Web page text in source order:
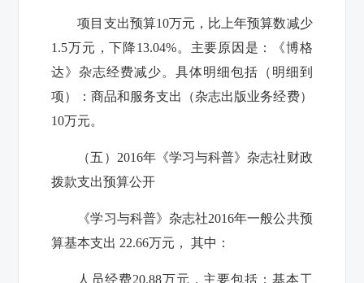
项目支出预算10万元， 比上年预算数减少
1.5万元，下降13.04%。主要原因是：
《博格
达》杂志经费减少。 具体明细包括（明细到
项）： 商品和服务支出（杂志出版业务经费）
10万元。
（五）2016年《学习与科普》杂志社财政
拨款支出预算公开
《学习与科普》杂志社2016年一般公共预
算基本支出 22.66万元， 其中：
人员经费20.88万元，主要包括：基本工